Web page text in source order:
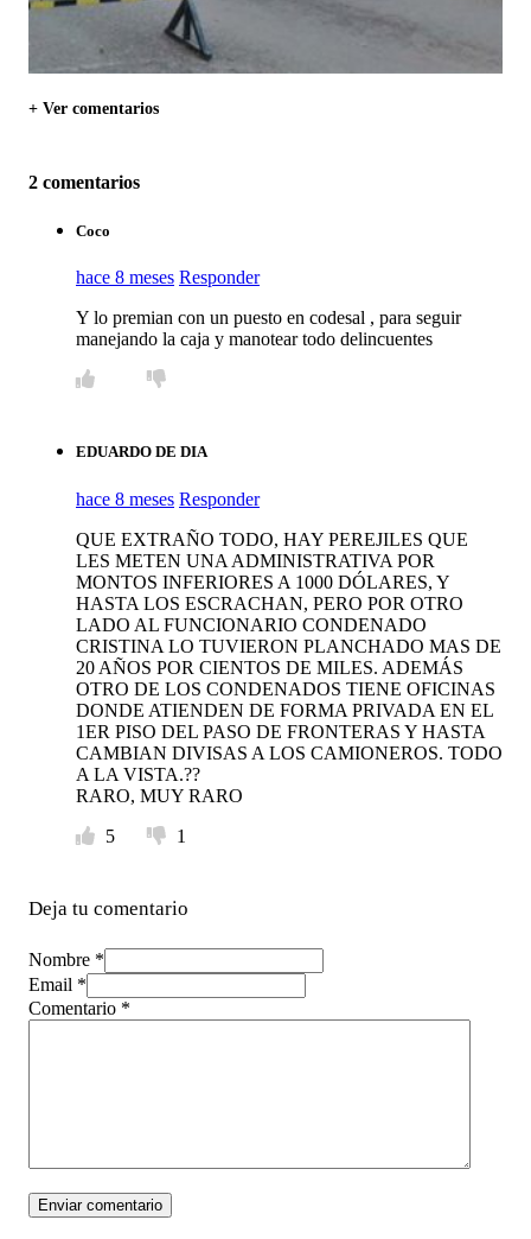
+ Ver comentarios
2 comentarios
Coco
hace 8 meses Responder
Y lo premian con un puesto en codesal , para seguir
manejando la caja y manotear todo delincuentes
EDUARDO DE DIA
hace 8 meses Responder
QUE EXTRAÑO TODO, HAY PEREJILES QUE
LES METEN UNA ADMINISTRATIVA POR
MONTOS INFERIORES A 1000 DÓLARES, Y
HASTA LOS ESCRACHAN, PERO POR OTRO
LADO AL FUNCIONARIO CONDENADO
CRISTINA LO TUVIERON PLANCHADO MAS DE
20 AÑOS POR CIENTOS DE MILES. ADEMÁS
OTRO DE LOS CONDENADOS TIENE OFICINAS
DONDE ATIENDEN DE FORMA PRIVADA EN EL
1ER PISO DEL PASO DE FRONTERAS Y HASTA
CAMBIAN DIVISAS A LOS CAMIONEROS. TODO
A LA VISTA.??
RARO, MUY RARO
5
1
Deja tu comentario
Nombre *
Email *
Comentario *